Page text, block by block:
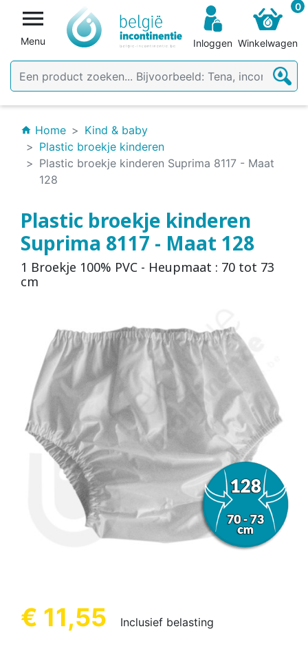

Menu Inloggen
0
Winkelwagen
home Home
Kind & baby
Plastic broekje kinderen
Plastic broekje kinderen Suprima 8117 - Maat
128
Plastic broekje kinderen
Suprima 8117 - Maat 128
1 Broekje 100% PVC - Heupmaat : 70 tot 73
cm
€ 11,55 Inclusief belasting